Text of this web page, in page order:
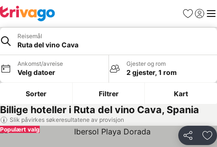
Favoritter
Logg
Reisemål
Ruta del vino Cava
Ankomst/avreise
Velg datoer
Gjester og rom
2 gjester, 1 rom
Sorter Filtrer Kart
Billige hoteller i Ruta del vino Cava, Spania
Slik påvirkes søkeresultatene av provisjon
Del
Populært valg